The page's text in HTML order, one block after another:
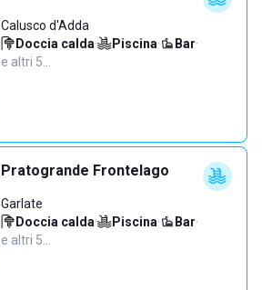
Calusco d'Adda
Doccia calda· Piscina· Bar·
e altri 5…
Pratogrande Frontelago
Garlate
Doccia calda· Piscina· Bar·
e altri 5…